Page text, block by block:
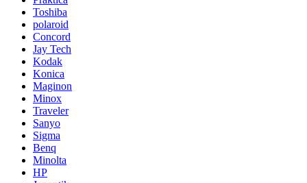
Toshiba
polaroid
Concord
Jay Tech
Kodak
Konica
Maginon
Minox
Traveler
Sanyo
Sigma
Benq
Minolta
HP